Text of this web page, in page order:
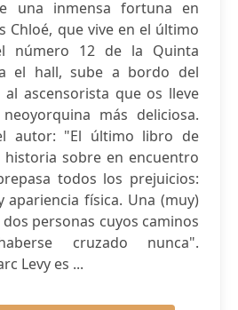
una inmensa fortuna en
Chloé, que vive en el último
número 12 de la Quinta
el hall, sube a bordo del
ascensorista que os lleve
más deliciosa.
autor: "El último libro de
historia sobre en encuentro
todos los prejuicios:
apariencia física. Una (muy)
personas cuyos caminos
cruzado nunca".
Levy es ...